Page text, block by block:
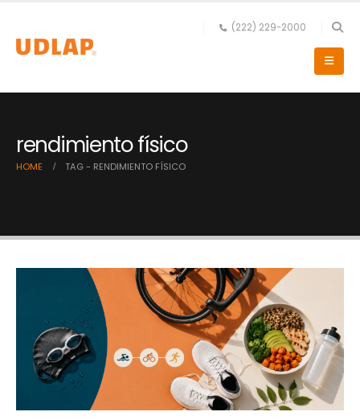
(222) 229-2000
rendimiento físico
HOME TAG - RENDIMIENTO FÍSICO